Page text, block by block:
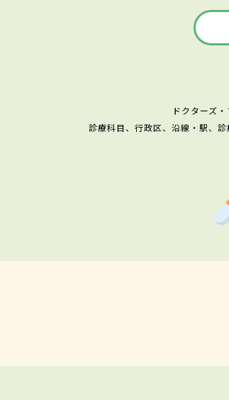
ドクターズ
診療科目、行政区、沿線・駅、